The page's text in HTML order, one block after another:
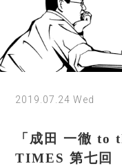
2019.07.24 Wed
「成田 一徹
TIMES 第七回